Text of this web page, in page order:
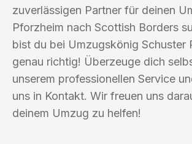
zuverlässigen Partner für deinen
Pforzheim nach Scottish Borders
bist du bei Umzugskönig Schuster
genau richtig! Überzeuge dich
unserem professionellen Service
uns in Kontakt. Wir freuen uns
deinem Umzug zu helfen!